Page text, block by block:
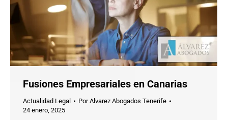
Fusiones Empresariales en Canarias
Actualidad Legal PorAlvarez Abogados Tenerife
24 enero, 2025